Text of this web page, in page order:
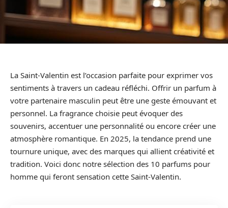
La Saint-Valentin est l’occasion parfaite pour exprimer vos
sentiments à travers un cadeau réfléchi. Offrir un parfum à
votre partenaire masculin peut être une geste émouvant et
personnel. La fragrance choisie peut évoquer des
souvenirs, accentuer une personnalité ou encore créer une
atmosphère romantique. En 2025, la tendance prend une
tournure unique, avec des marques qui allient créativité et
tradition. Voici donc notre sélection des 10 parfums pour
homme qui feront sensation cette Saint-Valentin.